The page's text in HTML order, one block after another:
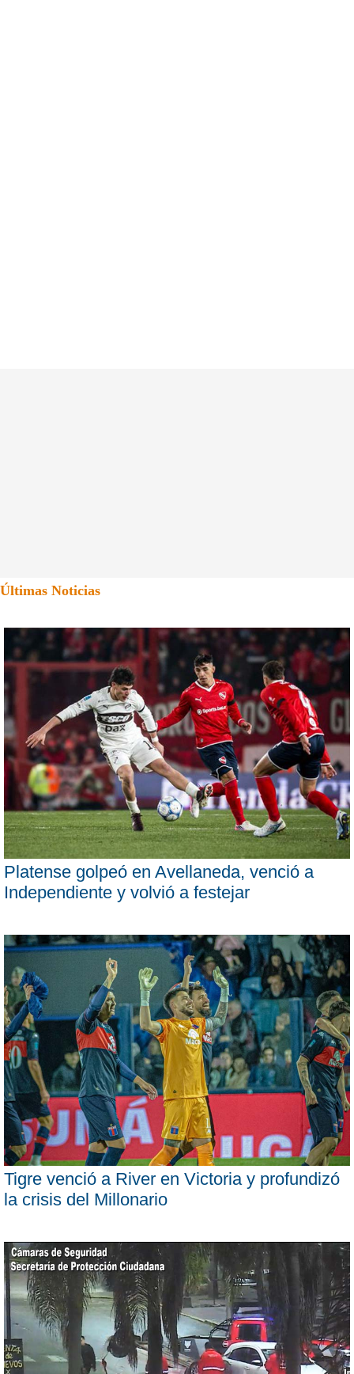
Últimas Noticias
Platense golpeó en Avellaneda, venció a
Independiente y volvió a festejar
Tigre venció a River en Victoria y profundizó
la crisis del Millonario